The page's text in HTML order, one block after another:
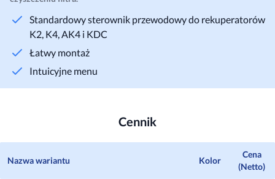
Standardowy sterownik przewodowy do rekuperatorów
K2, K4, AK4 i KDC
Łatwy montaż
Intuicyjne menu
Cennik
Nazwa wariantu Kolor
Cena
(Netto)